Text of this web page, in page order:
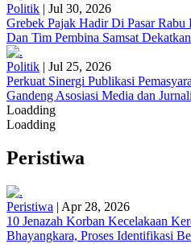
Politik | Jul 30, 2026
Grebek Pajak Hadir Di Pasar Rabu
Dan Tim Pembina Samsat
Politik | Jul 25, 2026
Perkuat Sinergi Publikasi
Gandeng Asosiasi Media dan
Loadding
Loadding
Peristiwa
Peristiwa | Apr 28, 2026
10 Jenazah Korban Kecelakaan
Bhayangkara, Proses Identifikasi